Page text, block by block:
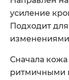
усиление
Подходит
Сначала кожа
ритмичными